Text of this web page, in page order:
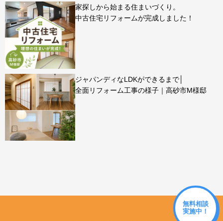
家探しから始まる住まいづくり。
中古住宅リフォームが完成しました！
ジャパンディなLDKができるまで│
全面リフォーム工事の様子｜高砂市M様邸
無料相談
実施中！